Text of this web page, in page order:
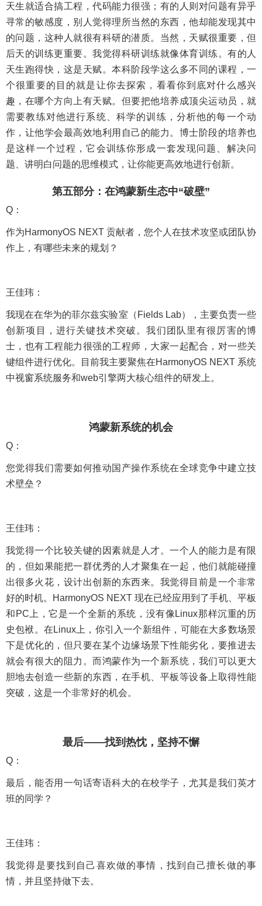
天生就适合搞工程，代码能力很强；有的人则对问题有异乎
寻常的敏感度，别人觉得理所当然的东西，他却能发现其中
的问题，这种人就很有科研的潜质。当然，天赋很重要，但
后天的训练更重要。我觉得科研训练就像体育训练。有的人
天生跑得快，这是天赋。本科阶段学这么多不同的课程，一
个很重要的目的就是让你去探索，看看你到底对什么感兴
趣，在哪个方向上有天赋。但要把他培养成顶尖运动员，就
需要教练对他进行系统、科学的训练，分析他的每一个动
作，让他学会最高效地利用自己的能力。博士阶段的培养也
是这样一个过程，它会训练你形成一套发现问题、解决问
题、讲明白问题的思维模式，让你能更高效地进行创新。
第五部分：在鸿蒙新生态中“破壁”
Q：
作为HarmonyOS NEXT 贡献者，您个人在技术攻坚或团队协
作上，有哪些未来的规划？
王佳玮：
我现在在华为的菲尔兹实验室（Fields Lab），主要负责一些
创新项目，进行关键技术突破。我们团队里有很厉害的博
士，也有工程能力很强的工程师，大家一起配合，对一些关
键组件进行优化。目前我主要聚焦在HarmonyOS NEXT 系统
中视窗系统服务和web引擎两大核心组件的研发上。
鸿蒙新系统的机会
Q：
您觉得我们需要如何推动国产操作系统在全球竞争中建立技
术壁垒？
王佳玮：
我觉得一个比较关键的因素就是人才。一个人的能力是有限
的，但如果能把一群优秀的人才聚集在一起，他们就能碰撞
出很多火花，设计出创新的东西来。我觉得目前是一个非常
好的时机。HarmonyOS NEXT 现在已经应用到了手机、平板
和PC上，它是一个全新的系统，没有像Linux那样沉重的历
史包袱。在Linux上，你引入一个新组件，可能在大多数场景
下是优化的，但只要在某个边缘场景下性能劣化，要推进去
就会有很大的阻力。而鸿蒙作为一个新系统，我们可以更大
胆地去创造一些新的东西，在手机、平板等设备上取得性能
突破，这是一个非常好的机会。
最后——找到热忱，坚持不懈
Q：
最后，能否用一句话寄语科大的在校学子，尤其是我们英才
班的同学？
王佳玮：
我觉得是要找到自己喜欢做的事情，找到自己擅长做的事
情，并且坚持做下去。